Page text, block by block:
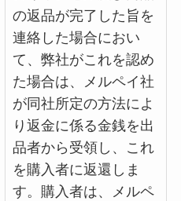
の返品が完了した旨を
連絡した場合におい
て、弊社がこれを認め
た場合は、メルペイ社
が同社所定の方法によ
り返金に係る金銭を出
品者から受領し、これ
を購入者に返還しま
す。購入者は、メルペ